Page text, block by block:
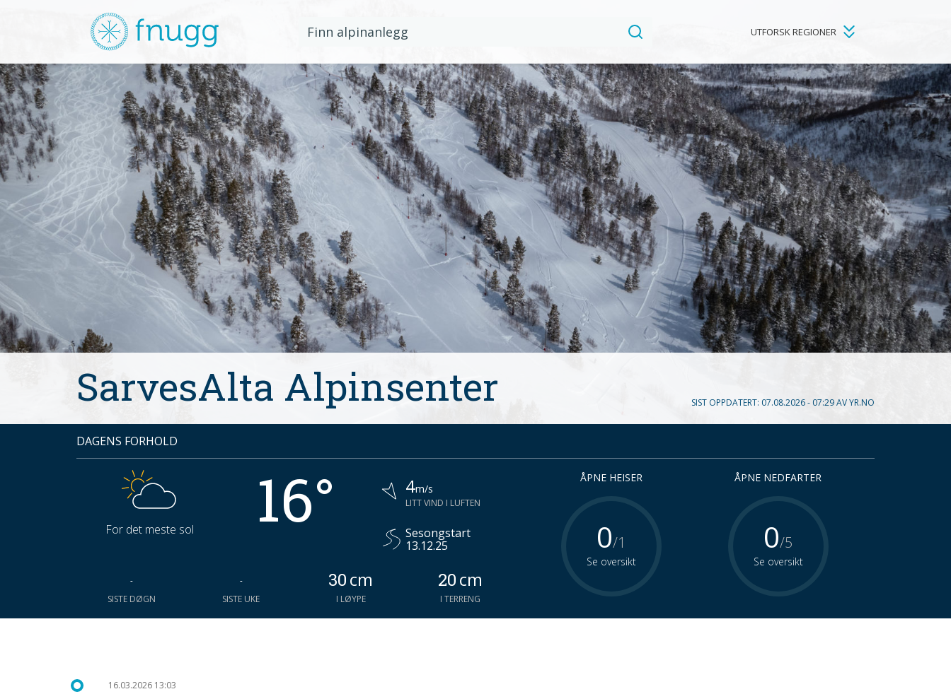
Fnugg
Finn
alpinanlegg
UTFORSK REGIONER
SarvesAlta Alpinsenter SIST OPPDATERT: 07.08.2026 - 07:29AVYR.NO
DAGENS FORHOLD
For det meste sol 16° 4m/s
LITT VIND I LUFTEN
Sesongstart
13.12.25
- - 30cm 20cm
SISTE DØGN SISTE UKE I LØYPE I TERRENG
ÅPNE HEISER
0/1
Se oversikt
ÅPNE NEDFARTER
0/5
Se oversikt
16.03.2026 13:03